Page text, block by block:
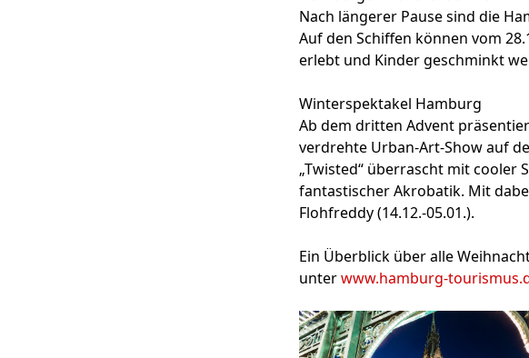
Nach längerer Pause sind die
Auf den Schiffen können vom
erlebt und Kinder geschminkt
Winterspektakel Hamburg
Ab dem dritten Advent
verdrehte Urban-Art-Show auf
„Twisted“ überrascht mit cooler
fantastischer Akrobatik. Mit
Flohfreddy (14.12.-05.01.).
Ein Überblick über alle
unterwww.hamburg-